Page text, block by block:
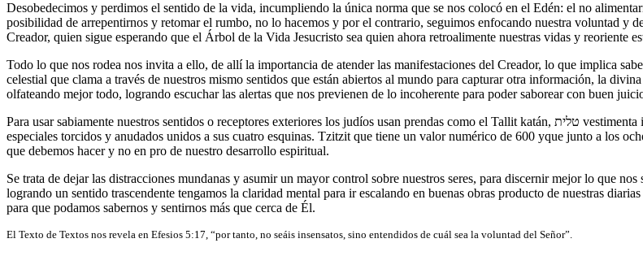
Desobedecimos y perdimos el sentido de la vida, incumpliendo la única norma que se nos colocó en el Edén: el no
posibilidad de arrepentirnos y retomar el rumbo, no lo hacemos y por el contrario, seguimos enfocando nuestra voluntad y
Creador, quien sigue esperando que el Árbol de la Vida Jesucristo sea quien ahora retroalimente nuestras vidas y reoriente
Todo lo que nos rodea nos invita a ello, de allí la importancia de atender las manifestaciones del Creador, lo que implica
celestial que clama a través de nuestros mismo sentidos que están abiertos al mundo para capturar otra información, la
olfateando mejor todo, logrando escuchar las alertas que nos previenen de lo incoherente para poder saborear con buen
Para usar sabiamente nuestros sentidos o receptores exteriores los judíos usan prendas como el Tallit katán, טלית vestimenta interior con flecos que cual poncho con un agujero para la cabeza y con flecos
especiales torcidos y anudados unidos a sus cuatro esquinas. Tzitzit que tiene un valor numérico de 600 yque junto a los
que debemos hacer y no en pro de nuestro desarrollo espiritual.
Se trata de dejar las distracciones mundanas y asumir un mayor control sobre nuestros seres, para discernir mejor lo que
logrando un sentido trascendente tengamos la claridad mental para ir escalando en buenas obras producto de nuestras
para que podamos sabernos y sentirnos más que cerca de Él.
El Texto de Textos nos revela en Efesios 5:17, “por tanto, no seáis insensatos, sino entendidos de cuál sea la voluntad del Señor”.